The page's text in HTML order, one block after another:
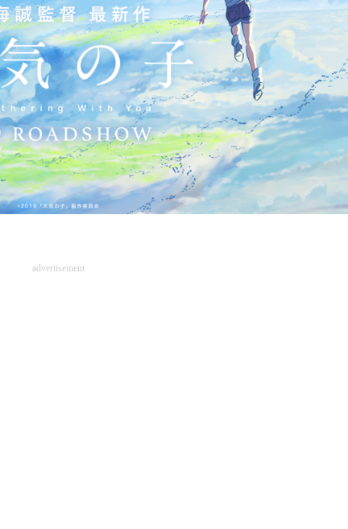
advertisement